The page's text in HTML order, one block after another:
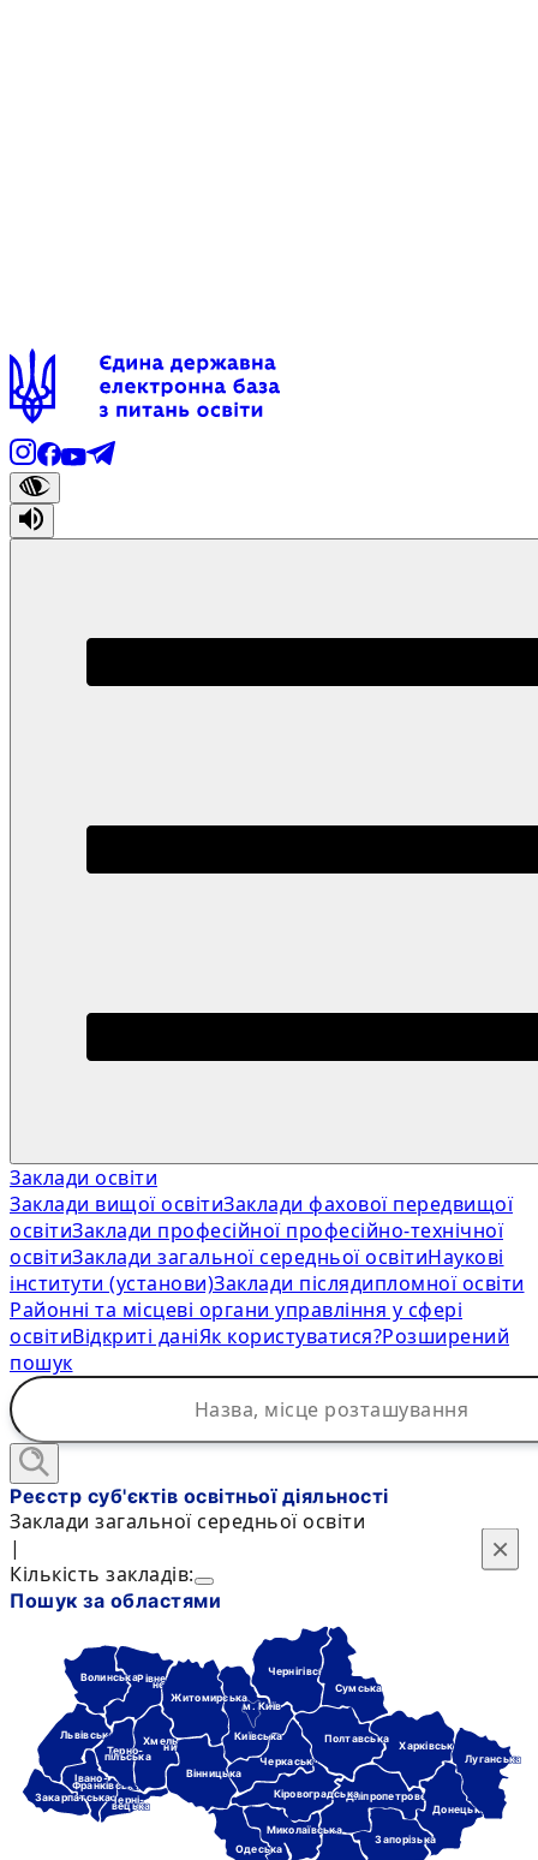
Заклади освіти
Заклади вищої освітиЗаклади фахової передвищої
освітиЗаклади професійної професійно-технічної
освітиЗаклади загальної середньої освітиНаукові
інститути (установи)Заклади післядипломної освіти
Районні та місцеві органи управління у сфері
освітиВідкриті даніЯк користуватися?Розширений
пошук
×
Реєстр суб'єктів освітньої діяльності
Заклади загальної середньої освіти
|
Кількість закладів:
Пошук за областями
Черкаська
Чернігівська
Черні-
вецька
Дніпропетровська
Донецька
Івано-
Франківська
Харківська
Хмель-
ницька
Кіровоградська
Київська
м. Київ
Луганська
Львівська
Миколаївська
Одеська
Полтавська
Рівне-
нська Сумська
Терно-
пільська
Вінницька
Волинська
Закарпатська
Запорізька
Житомирська
×